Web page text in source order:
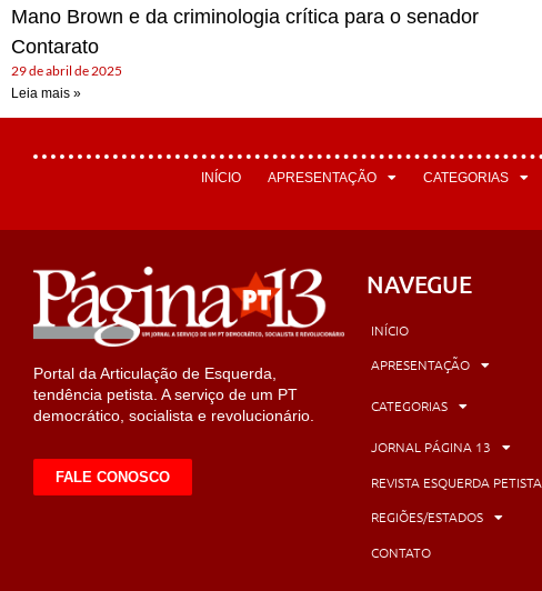
Mano Brown e da criminologia crítica para o senador
Contarato
29 de abril de 2025
Leia mais »
INÍCIO APRESENTAÇÃO CATEGORIAS
Portal da Articulação de Esquerda,
tendência petista. A serviço de um PT
democrático, socialista e revolucionário.
FALE CONOSCO
NAVEGUE
INÍCIO
APRESENTAÇÃO
CATEGORIAS
JORNAL PÁGINA 13
REVISTA ESQUERDA PETISTA
REGIÕES/ESTADOS
CONTATO